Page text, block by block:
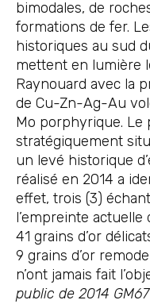
bimodales, de
formations de fer.
historiques au sud
mettent en lumière
Raynouard avec la
de Cu-Zn-Ag-Au
Mo porphyrique. Le
stratégiquement
un levé historique
réalisé en 2014 a
effet, trois (3)
l’empreinte actuelle
41 grains d’or
9 grains d’or
n’ont jamais fait
public de 2014